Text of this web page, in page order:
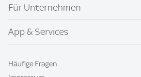
Für Unternehmen
App & Services
Häufige Fragen